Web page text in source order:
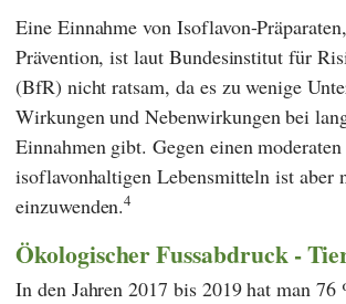
Eine Einnahme von Isoflavon-
Prävention, ist laut Bundesinstitut für
(BfR) nicht ratsam, da es zu wenige
Wirkungen und Nebenwirkungen bei
Einnahmen gibt. Gegen einen
isoflavonhaltigen Lebensmitteln ist aber
einzuwenden.4
Ökologischer Fussabdruck -
In den Jahren 2017 bis 2019 hat man 76